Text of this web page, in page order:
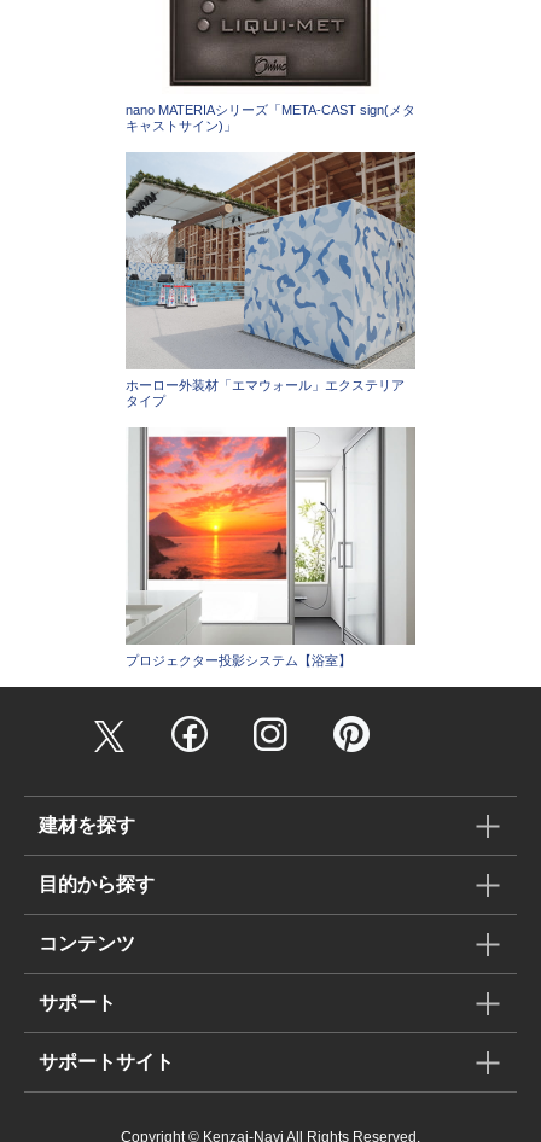
nano MATERIAシリーズ「META-CAST sign(メタ
キャストサイン)」
ホーロー外装材「エマウォール」エクステリア
タイプ
プロジェクター投影システム【浴室】
建材を探す
目的から探す
コンテンツ
サポート
サポートサイト
Copyright © Kenzai-Navi All Rights Reserved.